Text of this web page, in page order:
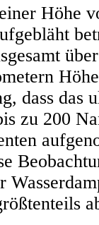
Höhe
dass das
zu 200